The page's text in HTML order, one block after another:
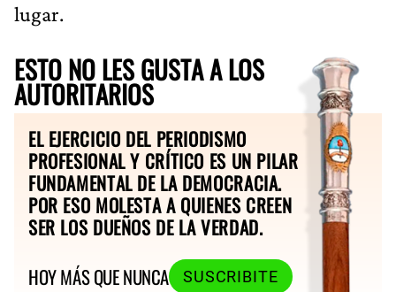
lugar.
ESTO NO LES GUSTA A LOS
AUTORITARIOS
EL EJERCICIO DEL PERIODISMO
PROFESIONAL Y CRÍTICO ES UN PILAR
FUNDAMENTAL DE LA DEMOCRACIA.
POR ESO MOLESTA A QUIENES CREEN
SER LOS DUEÑOS DE LA VERDAD.
HOY MÁS QUE NUNCA
SUSCRIBITE